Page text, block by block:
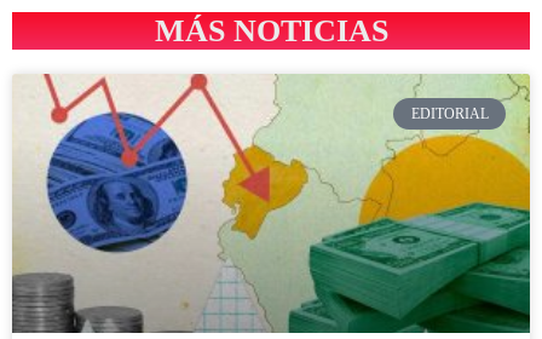
MÁS NOTICIAS
EDITORIAL